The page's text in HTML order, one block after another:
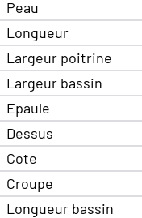
Peau
Longueur
Largeur poitrine
Largeur bassin
Epaule
Dessus
Cote
Croupe
Longueur bassin